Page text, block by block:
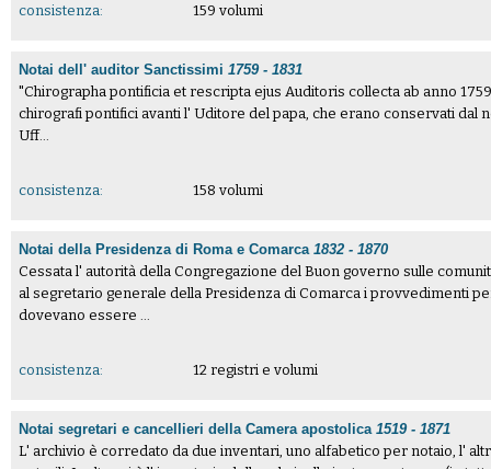
consistenza: 159 volumi
Notai dell' auditor Sanctissimi1759 - 1831
"Chirographa pontificia et rescripta ejus Auditoris collecta ab anno
chirografi pontifici avanti l' Uditore del papa, che erano conservati dal
Uff...
consistenza: 158 volumi
Notai della Presidenza di Roma e Comarca1832 - 1870
Cessata l' autorità della Congregazione del Buon governo sulle
al segretario generale della Presidenza di Comarca i provvedimenti
dovevano essere ...
consistenza: 12 registri e volumi
Notai segretari e cancellieri della Camera apostolica1519 - 1871
L' archivio è corredato da due inventari, uno alfabetico per notaio, l'